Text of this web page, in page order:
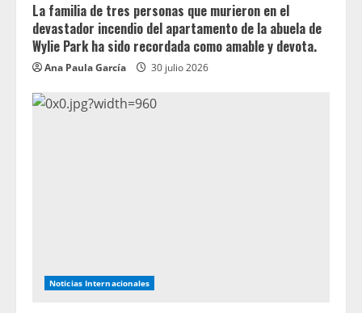
La familia de tres personas que murieron en el
devastador incendio del apartamento de la abuela de
Wylie Park ha sido recordada como amable y devota.
Ana Paula García 30 julio 2026
Noticias Internacionales